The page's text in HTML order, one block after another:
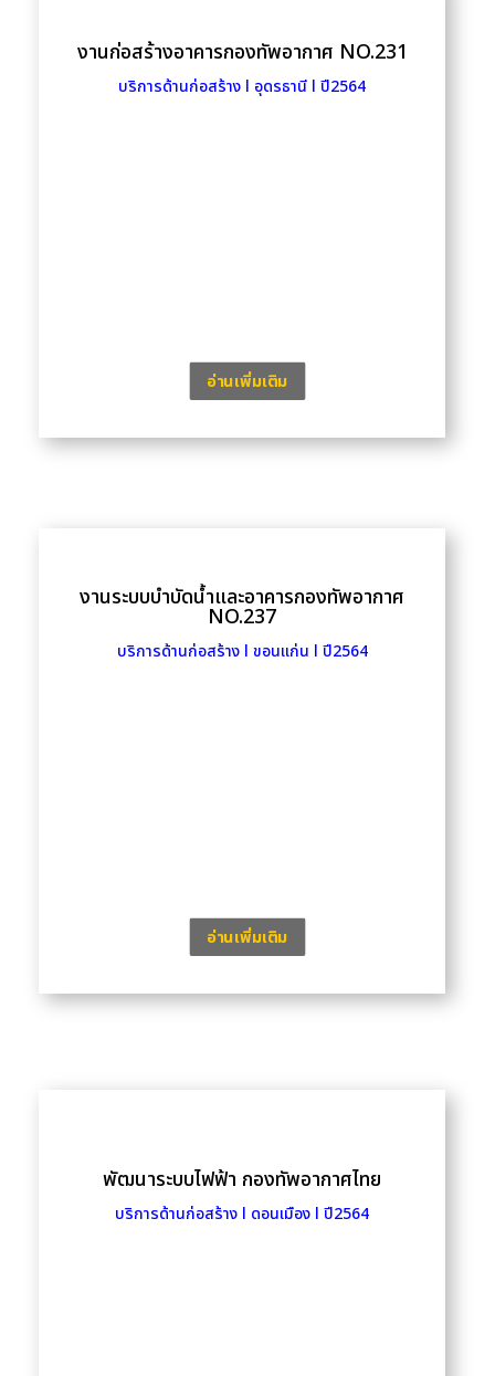
งานก่อสร้างอาคารกองทัพอากาศ NO.231
บริการด้านก่อสร้าง l อุดรธานี l ปี2564
อ่านเพิ่มเติม
งานระบบบำบัดน้ำและอาคารกองทัพอากาศ
NO.237
บริการด้านก่อสร้าง l ขอนแก่น l ปี2564
อ่านเพิ่มเติม
พัฒนาระบบไฟฟ้า กองทัพอากาศไทย
บริการด้านก่อสร้าง l ดอนเมือง l ปี2564